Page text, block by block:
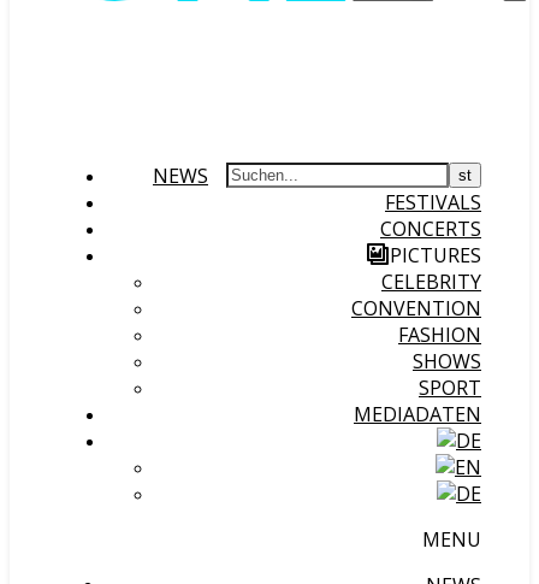
NEWS
FESTIVALS
CONCERTS
PICTURES
CELEBRITY
CONVENTION
FASHION
SHOWS
SPORT
MEDIADATEN
MENU